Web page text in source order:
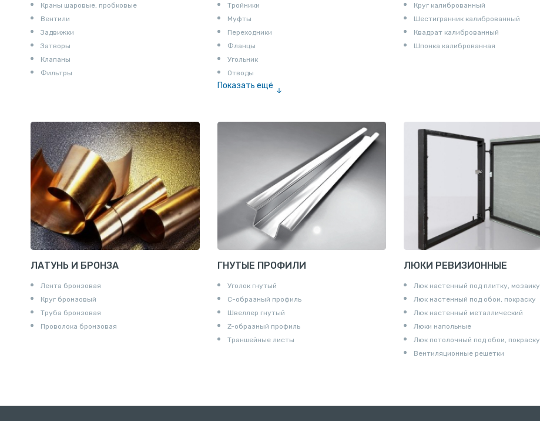
Краны шаровые, пробковые
Вентили
Задвижки
Затворы
Клапаны
Фильтры
Тройники
Муфты
Переходники
Фланцы
Угольник
Отводы
Показать ещё
Удлинители для труб
Крестовины
Контргайки
Круг калиброванный
Шестигранник калиброванный
Квадрат калиброванный
Шпонка калиброванная
ЛАТУНЬ И БРОНЗА
Лента бронзовая
Круг бронзовый
Труба бронзовая
Проволока бронзовая
ГНУТЫЕ ПРОФИЛИ
Уголок гнутый
С-образный профиль
Швеллер гнутый
Z-образный профиль
Траншейные листы
ЛЮКИ РЕВИЗИОННЫЕ
Люк настенный под плитку, мозаику
Люк настенный под обои, покраску
Люк настенный металлический
Люки напольные
Люк потолочный под обои, покраску
Вентиляционные решетки